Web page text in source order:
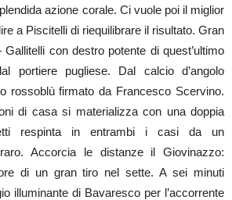
azione corale. Ci vuole poi il miglior
a Piscitelli di riequilibrare il risultato. Gran
con destro potente di quest’ultimo
portiere pugliese. Dal calcio d’angolo
rossoblù firmato da Francesco Scervino.
di casa si materializza con una doppia
respinta in entrambi i casi da un
Accorcia le distanze il Giovinazzo:
di un gran tiro nel sette. A sei minuti
illuminante di Bavaresco per l’accorrente